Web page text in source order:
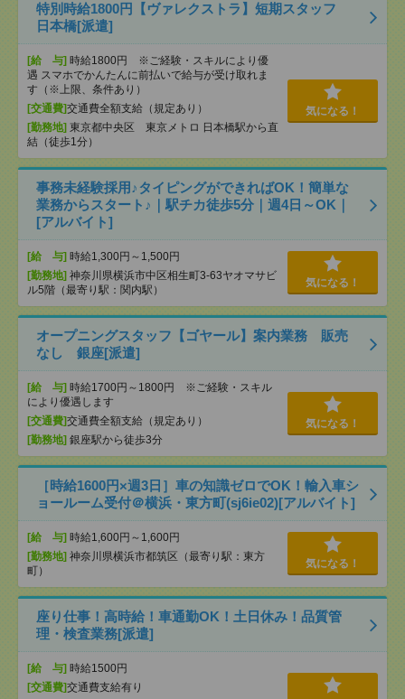
特別時給1800円【ヴァレクストラ】短期スタッフ
日本橋[派遣]
[給 与] 時給1800円 ※ご経験・スキルにより優
遇 スマホでかんたんに前払いで給与が受け取れま
す（※上限、条件あり）
[交通費]交通費全額支給（規定あり）
[勤務地] 東京都中央区 東京メトロ 日本橋駅から直
結（徒歩1分）
気になる！
事務未経験採用♪タイピングができればOK！簡単な
業務からスタート♪｜駅チカ徒歩5分｜週4日～OK｜
[アルバイト]
[給 与] 時給1,300円～1,500円
[勤務地] 神奈川県横浜市中区相生町3-63ヤオマサビ
ル5階（最寄り駅：関内駅）
気になる！
オープニングスタッフ【ゴヤール】案内業務 販売
なし 銀座[派遣]
[給 与] 時給1700円～1800円 ※ご経験・スキル
により優遇します
[交通費]交通費全額支給（規定あり）
[勤務地] 銀座駅から徒歩3分
気になる！
［時給1600円×週3日］車の知識ゼロでOK！輸入車シ
ョールーム受付＠横浜・東方町(sj6ie02)[アルバイト]
[給 与] 時給1,600円～1,600円
[勤務地] 神奈川県横浜市都筑区（最寄り駅：東方
町）
気になる！
座り仕事！高時給！車通勤OK！土日休み！品質管
理・検査業務[派遣]
[給 与] 時給1500円
[交通費]交通費支給有り